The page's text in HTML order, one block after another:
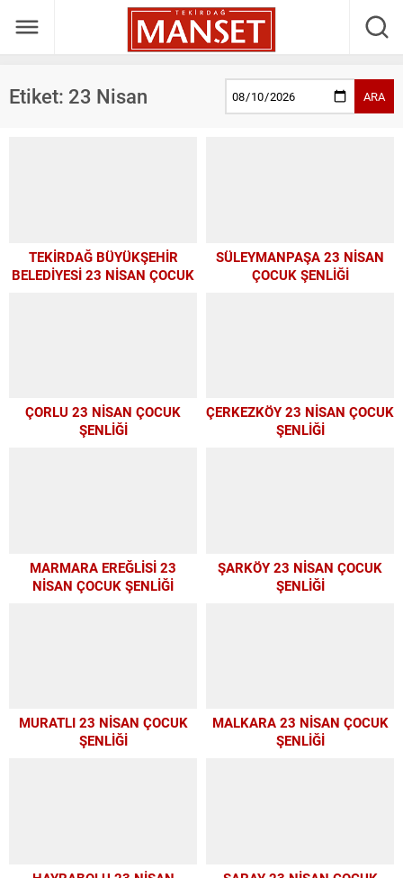
Etiket: 23 Nisan ARA
TEKİRDAĞ BÜYÜKŞEHİR
BELEDİYESİ 23 NİSAN ÇOCUK
SÜLEYMANPAŞA 23 NİSAN
ÇOCUK ŞENLİĞİ
ÇORLU 23 NİSAN ÇOCUK
ŞENLİĞİ
ÇERKEZKÖY 23 NİSAN ÇOCUK
ŞENLİĞİ
MARMARA EREĞLİSİ 23
NİSAN ÇOCUK ŞENLİĞİ
ŞARKÖY 23 NİSAN ÇOCUK
ŞENLİĞİ
MURATLI 23 NİSAN ÇOCUK
ŞENLİĞİ
MALKARA 23 NİSAN ÇOCUK
ŞENLİĞİ